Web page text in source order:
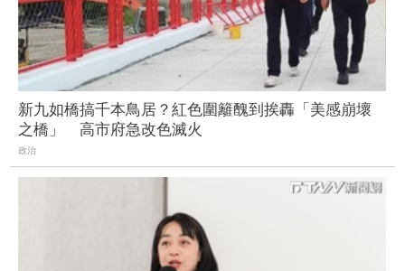
新九如橋搞千本鳥居？紅色圍籬醜到挨轟「美感崩壞
之橋」 高市府急改色滅火
政治